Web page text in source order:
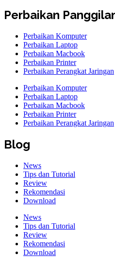
Perbaikan
Perbaikan Komputer
Perbaikan Laptop
Perbaikan Macbook
Perbaikan Printer
Perbaikan Perangkat Jaringan
Perbaikan Komputer
Perbaikan Laptop
Perbaikan Macbook
Perbaikan Printer
Perbaikan Perangkat Jaringan
Blog
News
Tips dan Tutorial
Review
Rekomendasi
Download
News
Tips dan Tutorial
Review
Rekomendasi
Download